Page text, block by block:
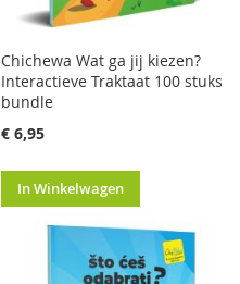
Chichewa Wat ga jij kiezen?
Interactieve Traktaat 100 stuks
bundle
€ 6,95
In Winkelwagen